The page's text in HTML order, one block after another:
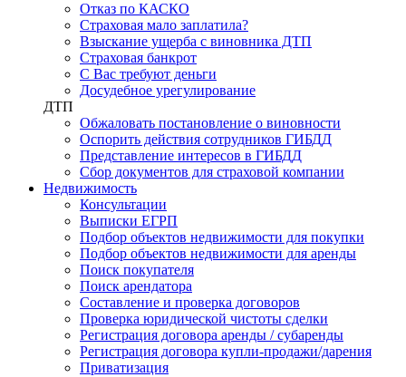
Отказ по КАСКО
Страховая мало заплатила?
Взыскание ущерба с виновника ДТП
Страховая банкрот
С Вас требуют деньги
Досудебное урегулирование
ДТП
Обжаловать постановление о виновности
Оспорить действия сотрудников ГИБДД
Представление интересов в ГИБДД
Сбор документов для страховой компании
Недвижимость
Консультации
Выписки ЕГРП
Подбор объектов недвижимости для покупки
Подбор объектов недвижимости для аренды
Поиск покупателя
Поиск арендатора
Составление и проверка договоров
Проверка юридической чистоты сделки
Регистрация договора аренды / субаренды
Регистрация договора купли-продажи/дарения
Приватизация